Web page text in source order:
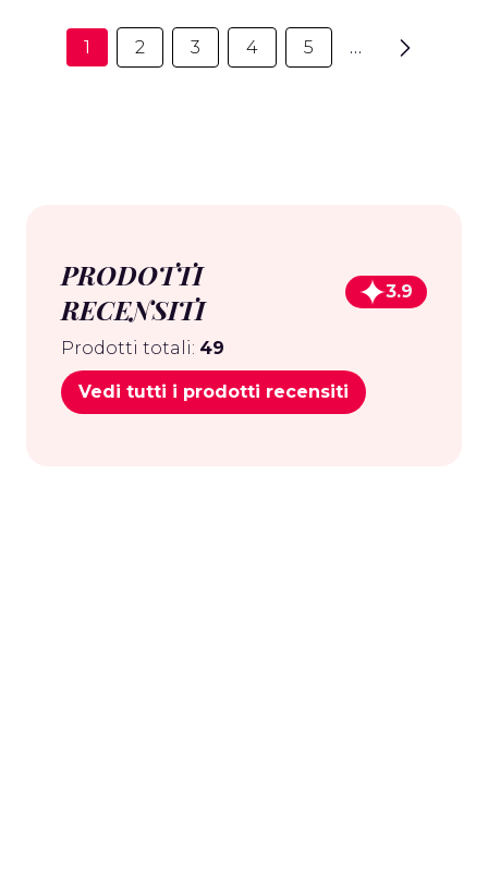
1 2 3 4 5 …
PRODOTTI
RECENSITI
3.9
Prodotti totali: 49
Vedi tutti i prodotti recensiti